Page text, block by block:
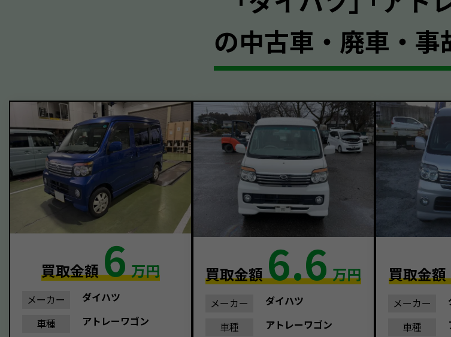
の中古車・廃車・事
買取金額6 万円
メーカー
ダイハツ
車種
アトレーワゴン
買取金額6.6 万円
メーカー
ダイハツ
車種
アトレーワゴン
買取金額
メーカー
車種